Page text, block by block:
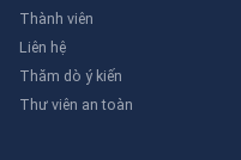
Thành viên
Liên hệ
Thăm dò ý kiến
Thư viên an toàn